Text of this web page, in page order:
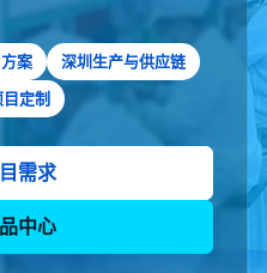
案
深圳生产与供应链
定制
需求
中心